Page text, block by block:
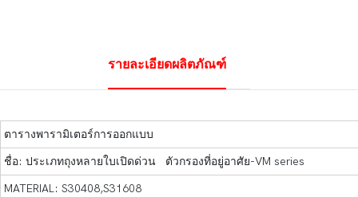
รายละเอียดผลิตภัณฑ์
ตารางพารามิเตอร์การออกแบบ
ชื่อ: ประเภทถุงหลายใบเปิดด่วน ตัวกรองที่อยู่อาศัย-VM series
MATERIAL: S30408,S31608